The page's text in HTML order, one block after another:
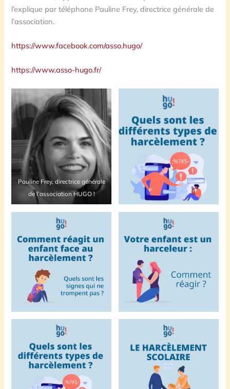
l’explique par téléphone Pauline Frey, directrice générale de
l’association.
https://www.facebook.com/asso.hugo/
https://www.asso-hugo.fr/
Pauline Frey, directrice générale
de l’association HUGO !